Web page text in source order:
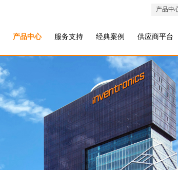
产品中心 服务支持 经典案例 供应商平台